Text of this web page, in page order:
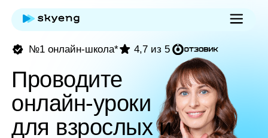
4,7 из 5
Проводите
онлайн-уроки
для взрослых и
детей